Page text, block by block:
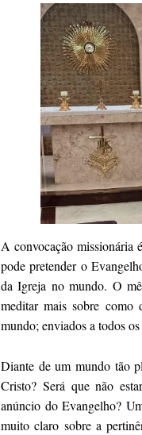
A convocação missionária
pode pretender o
da Igreja no mundo. O
meditar mais sobre como
mundo; enviados a todos
Diante de um mundo tão
Cristo? Será que não
anúncio do Evangelho?
muito claro sobre a